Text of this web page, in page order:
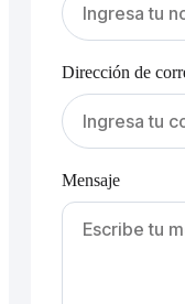
Dirección de
Mensaje